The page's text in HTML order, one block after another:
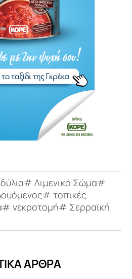
Λιμενικό Σώμα#
τοπικές
νεκροτομή# Σερραϊκή
ΑΡΘΡΑ